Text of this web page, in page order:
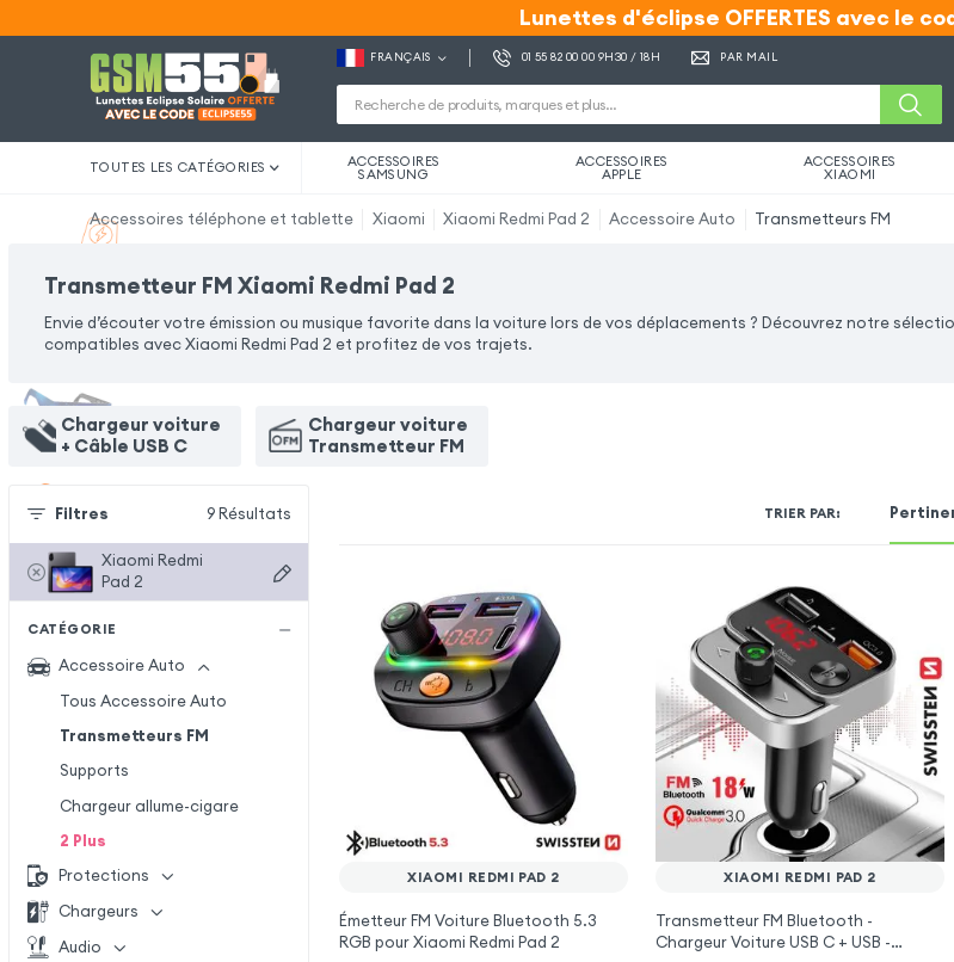
Lunettes d'éclipse OFFERTES avec le
Lunettes d'éclipse OFFERTES avec le
FRANÇAIS 01 55 82 00 00 9H30 / 18H PAR MAIL
TOUTES LES CATÉGORIES ACCESSOIRES
SAMSUNG
ACCESSOIRES
APPLE
ACCESSOIRES
XIAOMI
Accessoires téléphone et tablette Xiaomi Xiaomi Redmi Pad 2 Accessoire Auto Transmetteurs FM
Transmetteur FM Xiaomi Redmi Pad 2
Envie d’écouter votre émission ou musique favorite dans la voiture lors de vos déplacements ? Découvrez notre
compatibles avec Xiaomi Redmi Pad 2 et profitez de vos trajets.
Chargeur voiture
+ Câble USB C
Chargeur voiture
Transmetteur FM
Filtres 9 Résultats
Xiaomi Redmi
Pad 2
CATÉGORIE
Accessoire Auto
Tous Accessoire Auto
Transmetteurs FM
Supports
Chargeur allume-cigare
2 Plus
Protections
Chargeurs
Audio
TRIER PAR:
XIAOMI REDMI PAD 2
Émetteur FM Voiture Bluetooth 5.3
RGB pour Xiaomi Redmi Pad 2
XIAOMI REDMI PAD 2
Transmetteur FM Bluetooth -
Chargeur Voiture USB C + USB -